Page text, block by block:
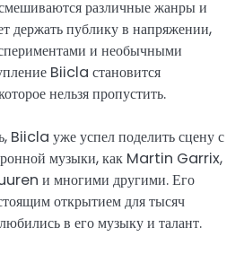
различные жанры и
держать публику в напряжении,
и необычными
Biicla становится
нельзя пропустить.
Biicla уже успел поделить сцену с
музыки, как Martin Garrix,
и многими другими. Его
открытием для тысяч
в его музыку и талант.